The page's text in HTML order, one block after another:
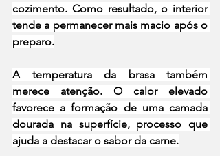
cozimento. Como resultado, o interior
tende a permanecer mais macio após o
preparo.
A temperatura da brasa também
merece atenção. O calor elevado
favorece a formação de uma camada
dourada na superfície, processo que
ajuda a destacar o sabor da carne.